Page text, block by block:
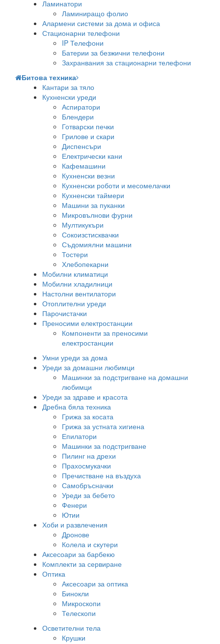
Ламинатори
Ламиниращо фолио
Алармени системи за дома и офиса
Стационарни телефони
IP Телефони
Батерии за безжични телефони
Захранвания за стационарни телефони
Битова техника
Кантари за тяло
Кухненски уреди
Аспиратори
Блендери
Готварски печки
Грилове и скари
Диспенсъри
Електрически кани
Кафемашини
Кухненски везни
Кухненски роботи и месомелачки
Кухненски таймери
Машини за пуканки
Микровълнови фурни
Мултикукъри
Сокоизстисквачки
Съдомиялни машини
Тостери
Хлебопекарни
Мобилни климатици
Мобилни хладилници
Настолни вентилатори
Отоплителни уреди
Парочистачки
Преносими електростанции
Компоненти за преносими
електростанции
Умни уреди за дома
Уреди за домашни любимци
Машинки за подстригване на домашни
любимци
Уреди за здраве и красота
Дребна бяла техника
Грижа за косата
Грижа за устната хигиена
Епилатори
Машинки за подстригване
Пилинг на дрехи
Прахосмукачки
Пречистване на въздуха
Самобръсначки
Уреди за бебето
Фенери
Ютии
Хоби и развлечения
Дронове
Колела и скутери
Аксесоари за барбекю
Комплекти за сервиране
Оптика
Аксесоари за оптика
Бинокли
Микроскопи
Телескопи
Осветителни тела
Крушки